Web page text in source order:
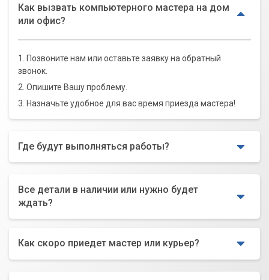
Как вызвать компьютерного мастера на дом
или офис?
1. Позвоните нам или оставьте заявку на обратный
звонок.
2. Опишите Вашу проблему.
3. Назначьте удобное для вас время приезда мастера!
Где будут выполняться работы?
Все детали в наличии или нужно будет
ждать?
Как скоро приедет мастер или курьер?